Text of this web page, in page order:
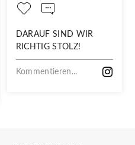
DARAUF SIND WIR
RICHTIG STOLZ!
Kommentieren...